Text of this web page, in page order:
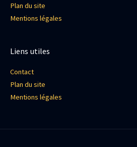
Plan du site
Mentions légales
Liens utiles
Contact
Plan du site
Mentions légales